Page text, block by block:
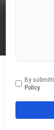
By
Policy.